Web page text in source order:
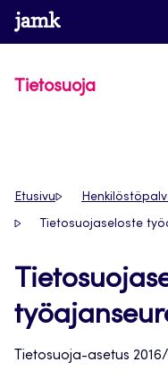
Siirry
suoraan
www.jamk.fi
Tietosuoja
Etusivu
Tietosuojaseloste
Tietosuoja-asetus